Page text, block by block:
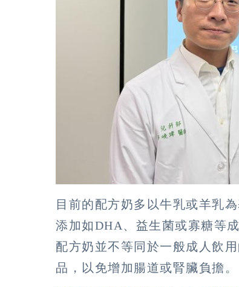
目前的配方奶多以牛乳或羊乳
添加如DHA、益生菌或寡糖等
配方奶並不等同於一般成人飲
品，以免增加腸道或腎臟負擔。